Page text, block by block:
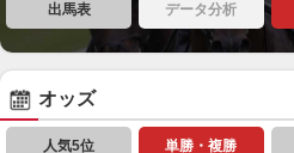
出馬表 データ分析
オッズ
人気5位 単勝・複勝